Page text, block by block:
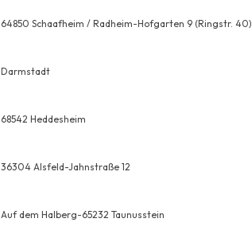
64850 Schaafheim / Radheim-Hofgarten 9 (Ringstr. 40)
Darmstadt
68542 Heddesheim
36304 Alsfeld-Jahnstraße 12
Auf dem Halberg-65232 Taunusstein